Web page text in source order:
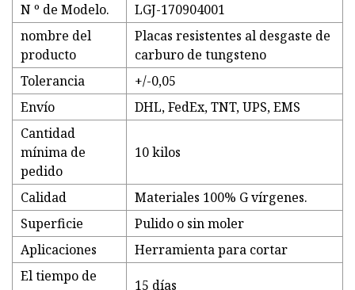
N º de Modelo.
LGJ-170904001
nombre del
producto
Placas resistentes al desgaste de
carburo de tungsteno
Tolerancia
+/-0,05
Envío
DHL, FedEx, TNT, UPS, EMS
Cantidad
mínima de
pedido
10 kilos
Calidad
Materiales 100% G vírgenes.
Superficie
Pulido o sin moler
Aplicaciones
Herramienta para cortar
El tiempo de
15 días